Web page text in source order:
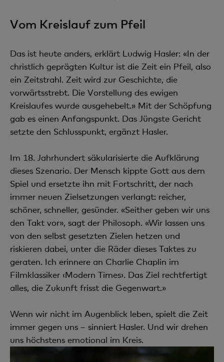
Vom Kreislauf zum Pfeil
Das ist heute anders, erklärt Ludwig Hasler: «In der
christlich geprägten Kultur ist die Zeit ein Pfeil, also
ein Zeitstrahl. Zeit wird zur Geschichte, die
vorwärtsstrebt. Die Vorstellung des ewigen
Kreislaufes wurde ausgehebelt.» Mit der Schöpfung
gab es einen Anfangspunkt. Das Jüngste Gericht
setzte den Schlusspunkt, ergänzt Hasler.
Im 18. Jahrhundert säkularisierte die Aufklärung
dieses Szenario. Der Mensch kippte Gott aus dem
Spiel und ersetzte ihn mit Fortschritt, der nach
immer neuen Zielsetzungen verlangt: reicher,
schöner, schneller, gesünder. «Seither geben wir uns
den Takt vor», sagt der Philosoph. «Wir lassen uns
von den selbst gesetzten Zielen hetzen und
riskieren dabei, unter die Räder dieses Taktes zu
geraten. Ich erinnere an Charlie Chaplin im
Filmklassiker ‹Modern Times›. Das Ziel rechtfertigt
alles, die Zukunft frisst die Gegenwart.»
Wenn wir nicht im Augenblick leben, spielt die Zeit
immer gegen uns – sinniert Hasler. Und wir drehen
uns höchstens emotional im Kreis.